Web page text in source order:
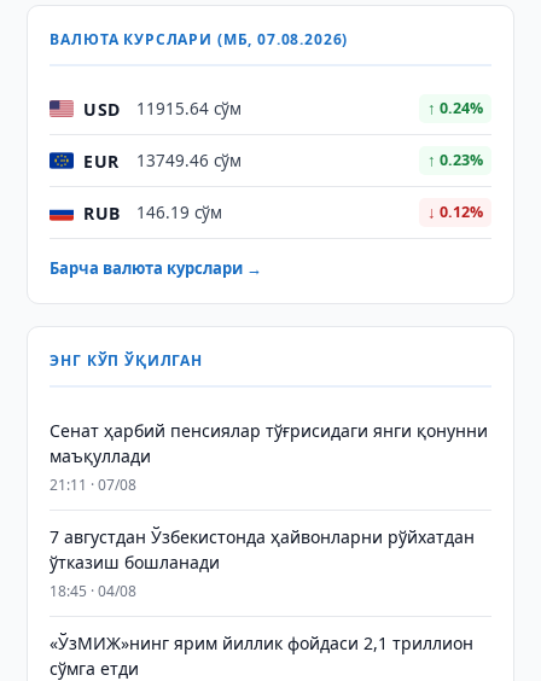
ВАЛЮТА КУРСЛАРИ (МБ, 07.08.2026)
USD 11915.64 сўм ↑ 0.24%
EUR 13749.46 сўм ↑ 0.23%
RUB 146.19 сўм ↓ 0.12%
Барча валюта курслари →
ЭНГ КЎП ЎҚИЛГАН
Сенат ҳарбий пенсиялар тўғрисидаги янги қонунни
маъқуллади
21:11 · 07/08
7 августдан Ўзбекистонда ҳайвонларни рўйхатдан
ўтказиш бошланади
18:45 · 04/08
«ЎзМИЖ»нинг ярим йиллик фойдаси 2,1 триллион
сўмга етди